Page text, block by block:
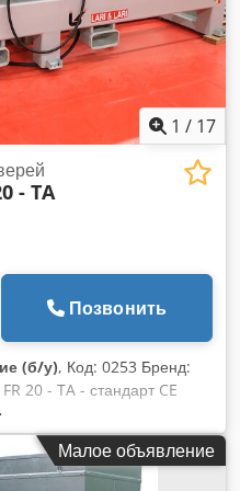
1 / 17
- TA
Позвонить
(б/у), Код: 0253 Бренд:
20 - TA - стандарт CE
и сверления по
материалам, деревянных
CE Технические
мм Ход по оси Y с
Малое объявление